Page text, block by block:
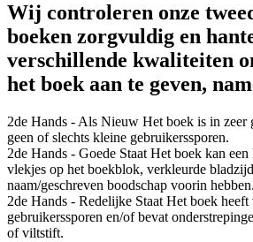
Wij controleren onze
boeken zorgvuldig en
verschillende kwaliteiten
het boek aan te geven,
2de Hands - Als Nieuw Het boek is in zeer
geen of slechts kleine gebruikerssporen.
2de Hands - Goede Staat Het boek kan een
vlekjes op het boekblok, verkleurde
naam/geschreven boodschap voorin hebben.
2de Hands - Redelijke Staat Het boek heeft
gebruikerssporen en/of bevat
of viltstift.